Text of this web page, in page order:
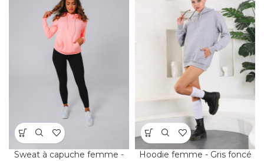
Sweat à capuche femme -
Hoodie femme - Gris foncé